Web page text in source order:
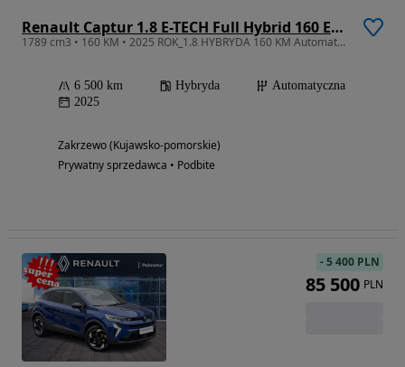
Renault Captur 1.8 E-TECH Full Hybrid 160 Esprit Alpine
1789 cm3 • 160 KM • 2025 ROK_1.8 HYBRYDA 160 KM Automat_Niski przebieg_BOGATY_Nowy Model
6 500 km Hybryda
Automatyczna
2025
Zakrzewo (Kujawsko-pomorskie)
Prywatny sprzedawca • Podbite
-5 400 PLN
85 500 PLN